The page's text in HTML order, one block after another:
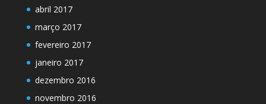
abril 2017
março 2017
fevereiro 2017
janeiro 2017
dezembro 2016
novembro 2016